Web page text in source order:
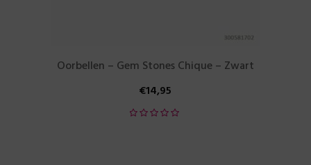
Oorbellen – Gem Stones Chique – Zwart
€14,95